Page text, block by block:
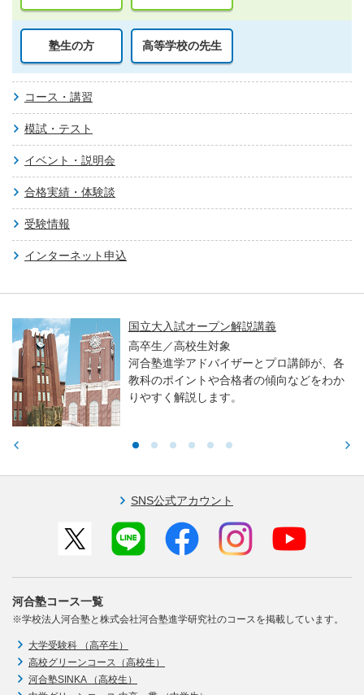
塾生の方 高等学校の先生
コース・講習
模試・テスト
イベント・説明会
合格実績・体験談
受験情報
インターネット申込
国立大入試オープン解説講義
高卒生／高校生対象
河合塾進学アドバイザーとプロ講師が、各
教科のポイントや合格者の傾向などをわか
りやすく解説します。
SNS公式アカウント
河合塾コース一覧
※学校法人河合塾と株式会社河合塾進学研究社のコースを掲載しています。
大学受験科 （高卒生）
高校グリーンコース（高校生）
河合塾SINKA （高校生）